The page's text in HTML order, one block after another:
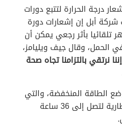
درجة الحرارة لتتبع دورات
شركة أبل إن إشعارات دورة
تلقائيا بأثر رجعي يمكن أن
الحمل، وقال جيف ويليامز،
إننا نرتقي بالتزامنا تجاه صحة
الطاقة المنخفضة، والتي
تساعد في إطالة عمر البطارية لتصل إلى 36 ساعة